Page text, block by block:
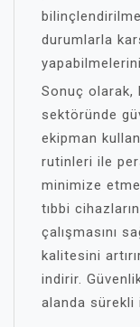
durumlarla
Sonuç olarak,
sektöründe
ekipman
rutinleri ile
minimize
tıbbi
çalışmasını
kalitesini
indirir.
alanda sürekli